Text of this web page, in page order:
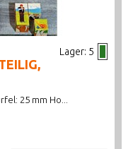
Lager: 5
25 mm Ho...